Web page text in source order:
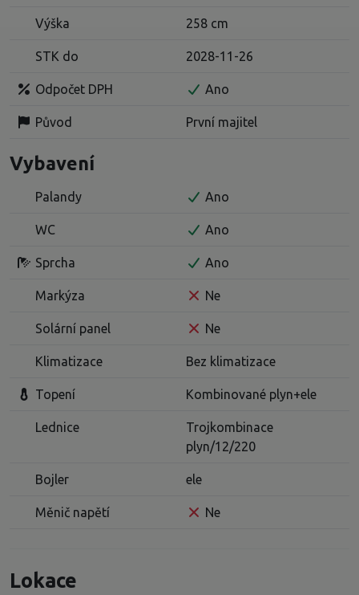
Výška 258 cm
STK do 2028-11-26
Odpočet DPH Ano
Původ První majitel
Vybavení
Palandy Ano
WC Ano
Sprcha Ano
Markýza Ne
Solární panel Ne
Klimatizace Bez klimatizace
Topení Kombinované plyn+ele
Lednice
Trojkombinace
plyn/12/220
Bojler ele
Měnič napětí Ne
Lokace